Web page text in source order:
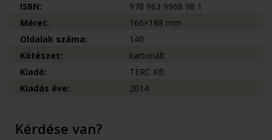
ISBN:
978 963 9968 98 1
Méret:
166×188 mm
Oldalak száma:
140
Kötészet:
kartonált
Kiadó:
TERC Kft.
Kiadás éve:
2014
Kérdése van?